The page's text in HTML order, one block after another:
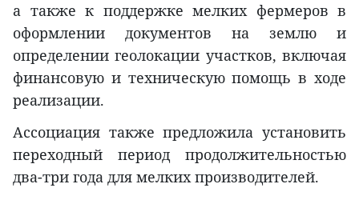
а также к поддержке мелких фермеров в
оформлении документов на землю и
определении геолокации участков, включая
финансовую и техническую помощь в ходе
реализации.
Ассоциация также предложила установить
переходный период продолжительностью
два-три года для мелких производителей.